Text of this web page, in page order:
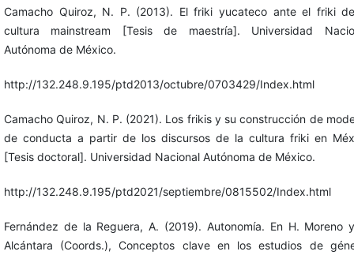
Camacho Quiroz, N. P. (2013). El friki yucateco ante el friki
cultura mainstream [Tesis de maestría]. Universidad
Autónoma de México.
http://132.248.9.195/ptd2013/octubre/0703429/Index.html
Camacho Quiroz, N. P. (2021). Los frikis y su construcción de
de conducta a partir de los discursos de la cultura friki en
[Tesis doctoral]. Universidad Nacional Autónoma de México.
http://132.248.9.195/ptd2021/septiembre/0815502/Index.html
Fernández de la Reguera, A. (2019). Autonomía. En H. Moreno
Alcántara (Coords.), Conceptos clave en los estudios de